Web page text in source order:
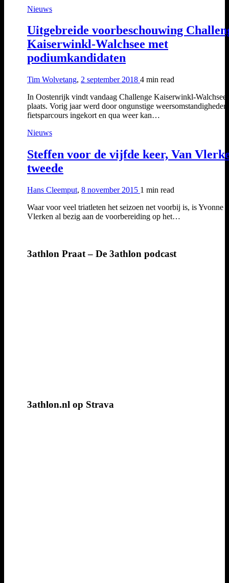
Nieuws
Uitgebreide voorbeschouwing
Kaiserwinkl-Walchsee met
podiumkandidaten
Tim Wolvetang, 2 september 2018 4 min read
In Oostenrijk vindt vandaag Challenge Kaiserwinkl-Walchsee
plaats. Vorig jaar werd door ongunstige weersomstandigheden
fietsparcours ingekort en qua weer kan…
Nieuws
Steffen voor de vijfde keer, Van
tweede
Hans Cleemput, 8 november 2015 1 min read
Waar voor veel triatleten het seizoen net voorbij is, is Yvonne
Vlerken al bezig aan de voorbereiding op het…
3athlon Praat – De 3athlon podcast
3athlon.nl op Strava